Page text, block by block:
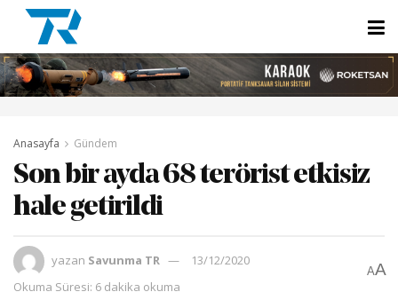
Anasayfa Gündem
Son bir ayda 68 terörist etkisiz
hale getirildi
yazan Savunma TR
13/12/2020
Okuma Süresi: 6 dakika okuma
AA